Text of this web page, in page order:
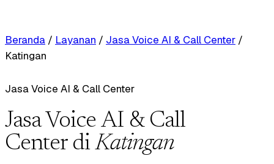
Beranda / Layanan / Jasa Voice AI & Call Center /
Katingan
Jasa Voice AI & Call Center
Jasa Voice AI & Call
Center diKatingan